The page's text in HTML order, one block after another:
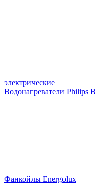
электрические
Водонагреватели Philips
Фанкойлы Energolux